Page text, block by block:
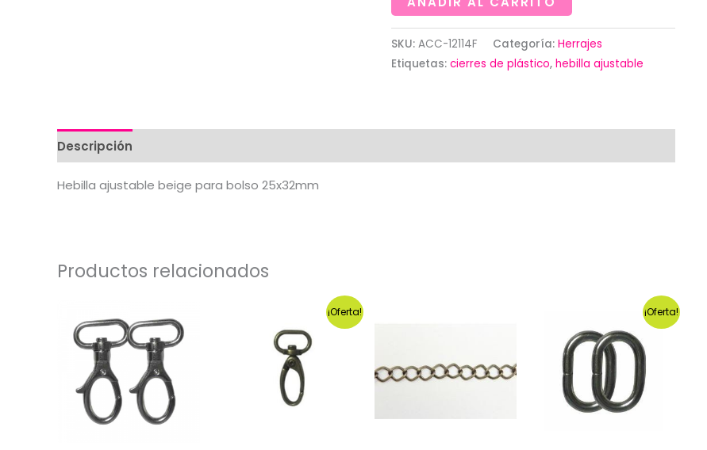
para
bolso
25x32mm
SKU: ACC-12114F Categoría: Herrajes
Etiquetas: cierres de plástico, hebilla ajustable
Descripción
Hebilla ajustable beige para bolso 25x32mm
Productos relacionados
¡Oferta! ¡Oferta!